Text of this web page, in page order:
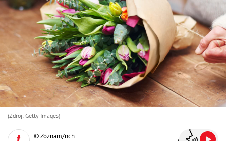
(Zdroj: Getty Images)
© Zoznam/nch